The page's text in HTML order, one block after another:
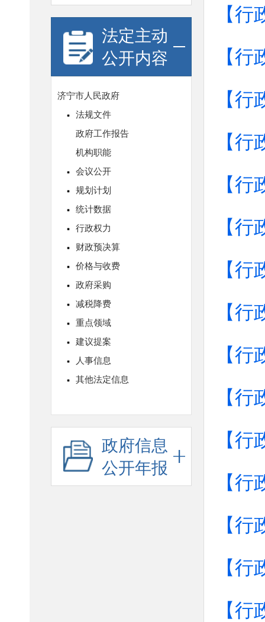
法定主动
公开内容
政府信息
公开年报
【
【
【
【
【
【
【
【
【
【
【
【
【
【
【